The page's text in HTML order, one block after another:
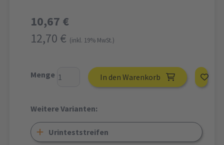
10,67 €
12,70 € (inkl. 19% MwSt.)
Menge In den Warenkorb
Weitere Varianten:
Urinteststreifen